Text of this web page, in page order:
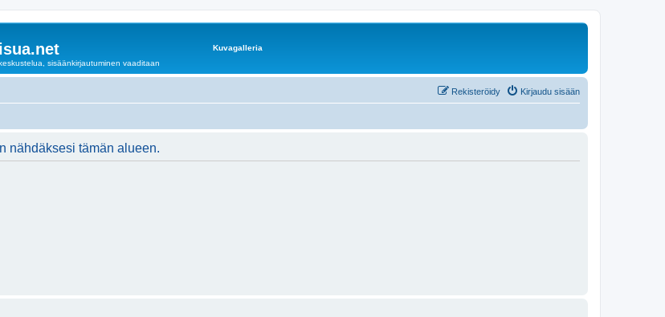
sisäänkirjautuminen vaaditaan
Kuvagalleria
Kirjaudu sisään
Rekisteröidy
nähdäksesi tämän alueen.